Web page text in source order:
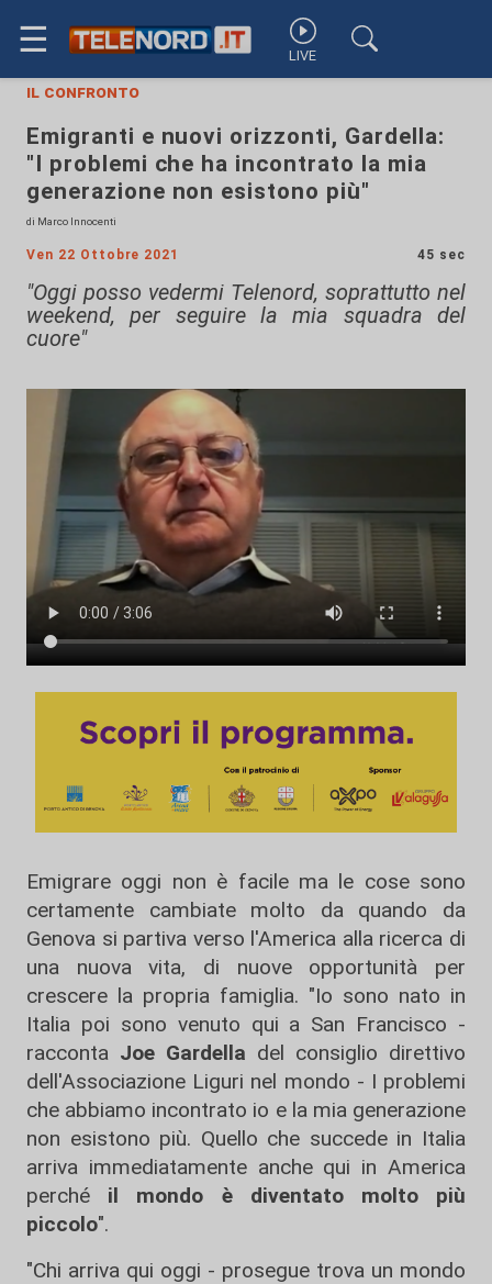
☰ LIVE
il confronto
Emigranti e nuovi orizzonti, Gardella:
"I problemi che ha incontrato la mia
generazione non esistono più"
di Marco Innocenti
Ven 22 Ottobre 2021 45 sec
"Oggi posso vedermi Telenord, soprattutto nel
weekend, per seguire la mia squadra del
cuore"
Emigrare oggi non è facile ma le cose sono
certamente cambiate molto da quando da
Genova si partiva verso l'America alla ricerca di
una nuova vita, di nuove opportunità per
crescere la propria famiglia. "Io sono nato in
Italia poi sono venuto qui a San Francisco -
racconta Joe Gardella del consiglio direttivo
dell'Associazione Liguri nel mondo - I problemi
che abbiamo incontrato io e la mia generazione
non esistono più. Quello che succede in Italia
arriva immediatamente anche qui in America
perché il mondo è diventato molto più
piccolo".
"Chi arriva qui oggi - prosegue trova un mondo